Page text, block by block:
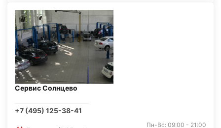
Сервис Солнцево
+7 (495) 125-38-41
Пн-Вс: 09:00 - 21:00